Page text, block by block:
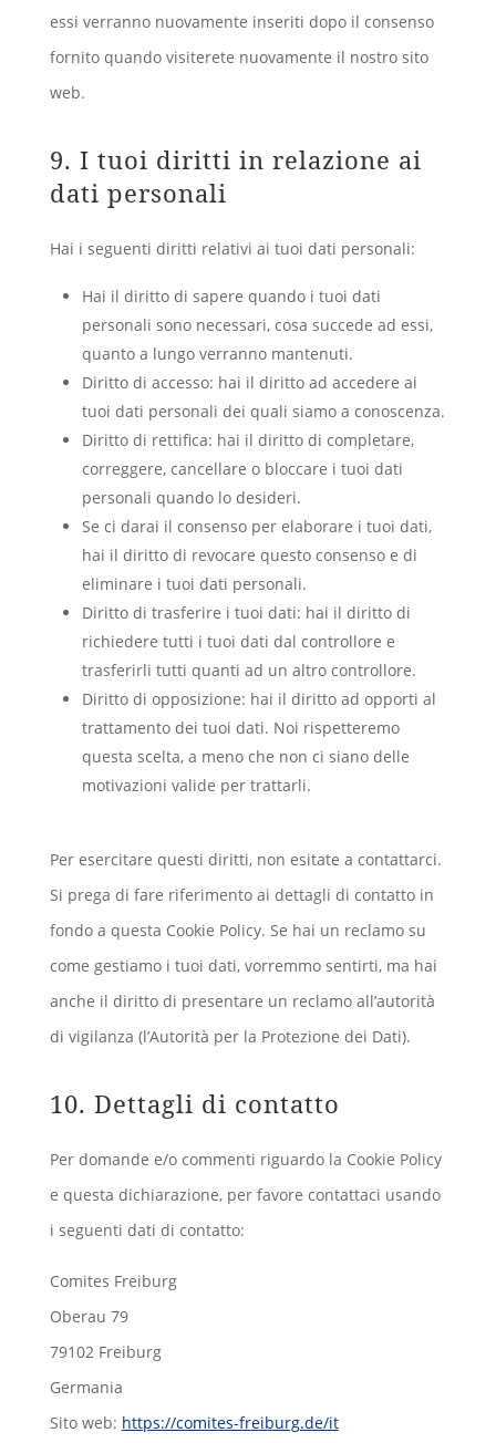
essi verranno nuovamente inseriti dopo il consenso
fornito quando visiterete nuovamente il nostro sito
web.
9. I tuoi diritti in relazione ai
dati personali
Hai i seguenti diritti relativi ai tuoi dati personali:
Hai il diritto di sapere quando i tuoi dati
personali sono necessari, cosa succede ad essi,
quanto a lungo verranno mantenuti.
Diritto di accesso: hai il diritto ad accedere ai
tuoi dati personali dei quali siamo a conoscenza.
Diritto di rettifica: hai il diritto di completare,
correggere, cancellare o bloccare i tuoi dati
personali quando lo desideri.
Se ci darai il consenso per elaborare i tuoi dati,
hai il diritto di revocare questo consenso e di
eliminare i tuoi dati personali.
Diritto di trasferire i tuoi dati: hai il diritto di
richiedere tutti i tuoi dati dal controllore e
trasferirli tutti quanti ad un altro controllore.
Diritto di opposizione: hai il diritto ad opporti al
trattamento dei tuoi dati. Noi rispetteremo
questa scelta, a meno che non ci siano delle
motivazioni valide per trattarli.
Per esercitare questi diritti, non esitate a contattarci.
Si prega di fare riferimento ai dettagli di contatto in
fondo a questa Cookie Policy. Se hai un reclamo su
come gestiamo i tuoi dati, vorremmo sentirti, ma hai
anche il diritto di presentare un reclamo all’autorità
di vigilanza (l’Autorità per la Protezione dei Dati).
10. Dettagli di contatto
Per domande e/o commenti riguardo la Cookie Policy
e questa dichiarazione, per favore contattaci usando
i seguenti dati di contatto:
Comites Freiburg
Oberau 79
79102 Freiburg
Germania
Sito web: https://comites-freiburg.de/it